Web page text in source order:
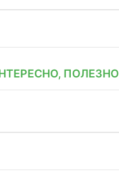
ПОЛЕЗНО